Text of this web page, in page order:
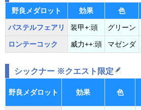
野良メダロット 効果 色
パステルフェアリ 装甲+:頭 グリーン
ロンテーコック 威力++:頭 マゼンダ
シックナー ※クエスト限定
野良メダロット 効果 色